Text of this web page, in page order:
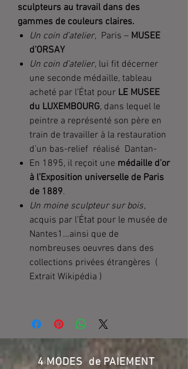
sculpteurs au travail dans des
gammes de couleurs claires.
Un coin d’atelier, Paris – MUSEE
d’ORSAY
Un coin d’atelier, lui fit décerner
une seconde médaille, tableau
acheté par l’État pour LE MUSEE
du LUXEMBOURG, dans lequel le
peintre a représenté son père en
train de travailler à la restauration
d’un bas-relief réalisé Dantan-
En 1895, il reçoit une médaille d’or
à l’Exposition universelle de Paris
de 1889.
Un moine sculpteur sur bois,
acquis par l’État pour le musée de
Nantes1…ainsi que de
nombreuses oeuvres dans des
collections privées étrangères (
Extrait Wikipédia )
4 MODES de PAIEMENT